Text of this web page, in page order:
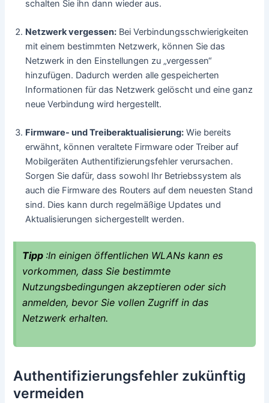
schalten Sie ihn dann wieder aus.
Netzwerk vergessen: Bei Verbindungsschwierigkeiten
mit einem bestimmten Netzwerk, können Sie das
Netzwerk in den Einstellungen zu „vergessen“
hinzufügen. Dadurch werden alle gespeicherten
Informationen für das Netzwerk gelöscht und eine ganz
neue Verbindung wird hergestellt.
Firmware- und Treiberaktualisierung: Wie bereits
erwähnt, können veraltete Firmware oder Treiber auf
Mobilgeräten Authentifizierungsfehler verursachen.
Sorgen Sie dafür, dass sowohl Ihr Betriebssystem als
auch die Firmware des Routers auf dem neuesten Stand
sind. Dies kann durch regelmäßige Updates und
Aktualisierungen sichergestellt werden.
Tipp :In einigen öffentlichen WLANs kann es
vorkommen, dass Sie bestimmte
Nutzungsbedingungen akzeptieren oder sich
anmelden, bevor Sie vollen Zugriff in das
Netzwerk erhalten.
Authentifizierungsfehler zukünftig
vermeiden